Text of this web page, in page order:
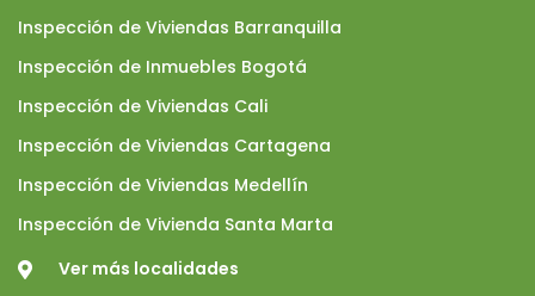
Inspección de Viviendas Barranquilla
Inspección de Inmuebles Bogotá
Inspección de Viviendas Cali
Inspección de Viviendas Cartagena
Inspección de Viviendas Medellín
Inspección de Vivienda Santa Marta
Ver más localidades